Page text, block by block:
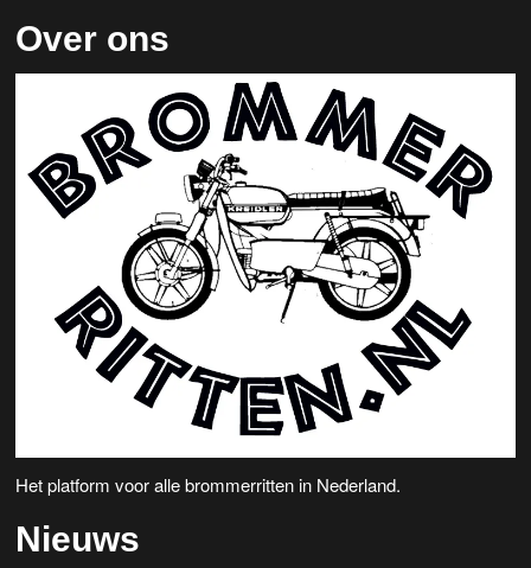
Over ons
Het platform voor alle brommerritten in Nederland.
Nieuws